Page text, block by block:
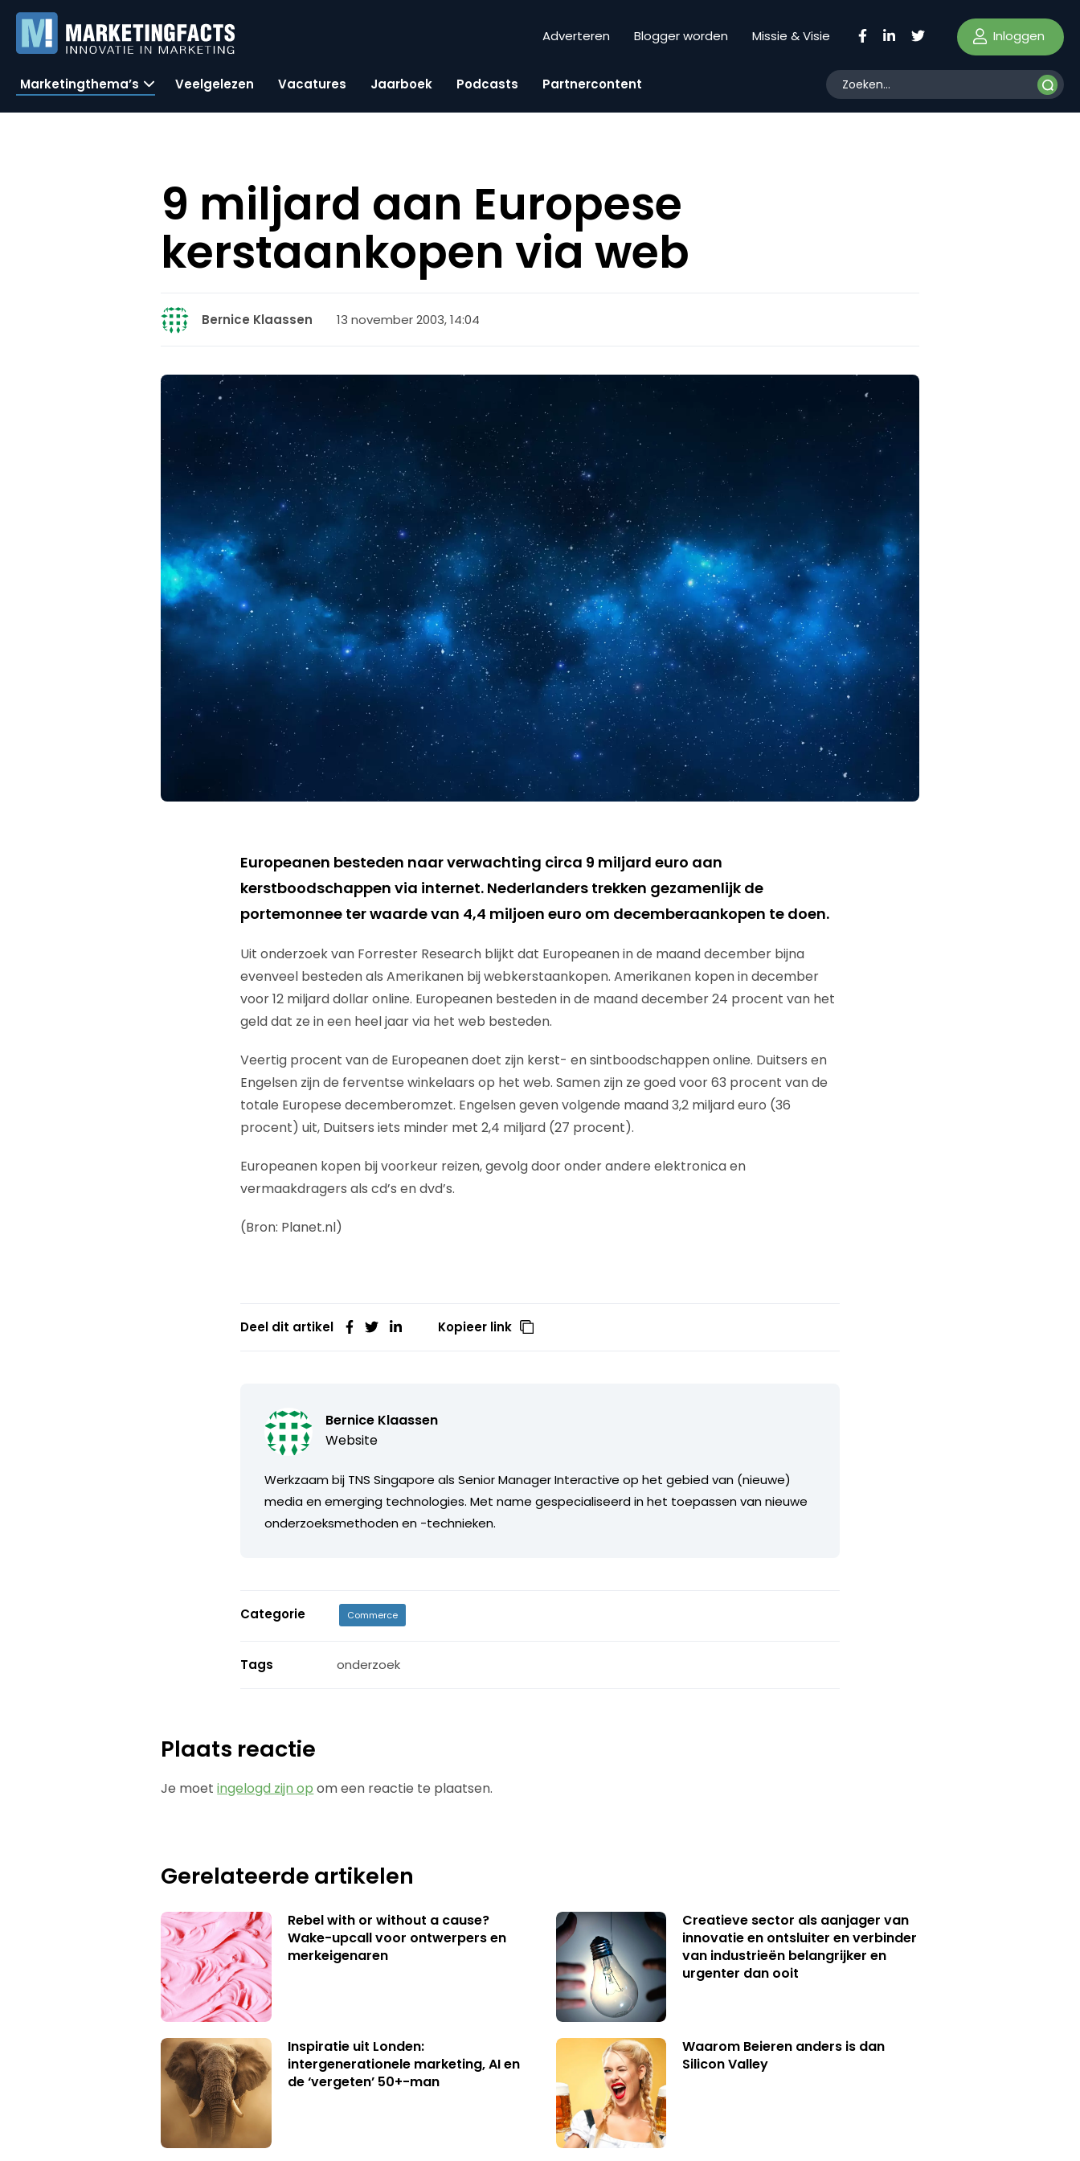
Adverteren Blogger worden Missie & Visie Inloggen
Marketingthema’s Veelgelezen Vacatures Jaarboek Podcasts Partnercontent
9 miljard aan Europese
kerstaankopen via web
Bernice Klaassen 13 november 2003, 14:04
Europeanen besteden naar verwachting circa 9 miljard euro aan
kerstboodschappen via internet. Nederlanders trekken gezamenlijk de
portemonnee ter waarde van 4,4 miljoen euro om decemberaankopen te doen.
Uit onderzoek van Forrester Research blijkt dat Europeanen in de maand december bijna
evenveel besteden als Amerikanen bij webkerstaankopen. Amerikanen kopen in december
voor 12 miljard dollar online. Europeanen besteden in de maand december 24 procent van het
geld dat ze in een heel jaar via het web besteden.
Veertig procent van de Europeanen doet zijn kerst- en sintboodschappen online. Duitsers en
Engelsen zijn de ferventse winkelaars op het web. Samen zijn ze goed voor 63 procent van de
totale Europese decemberomzet. Engelsen geven volgende maand 3,2 miljard euro (36
procent) uit, Duitsers iets minder met 2,4 miljard (27 procent).
Europeanen kopen bij voorkeur reizen, gevolg door onder andere elektronica en
vermaakdragers als cd’s en dvd’s.
(Bron: Planet.nl)
Deel dit artikel Kopieer link
Bernice Klaassen
Website
Werkzaam bij TNS Singapore als Senior Manager Interactive op het gebied van (nieuwe)
media en emerging technologies. Met name gespecialiseerd in het toepassen van nieuwe
onderzoeksmethoden en -technieken.
Categorie Commerce
Tags onderzoek
Plaats reactie
Je moetingelogd zijn op om een reactie te plaatsen.
Gerelateerde artikelen
Rebel with or without a cause?
Wake-upcall voor ontwerpers en
merkeigenaren
Creatieve sector als aanjager van
innovatie en ontsluiter en verbinder
van industrieën belangrijker en
urgenter dan ooit
Inspiratie uit Londen:
intergenerationele marketing, AI en
de ‘vergeten’ 50+-man
Waarom Beieren anders is dan
Silicon Valley